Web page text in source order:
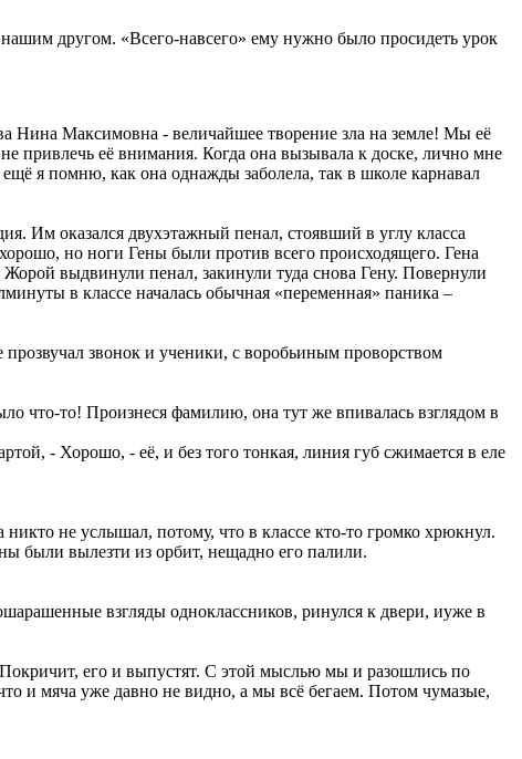
другом. «Всего-навсего» ему нужно было просидеть урок
Нина Максимовна - величайшее творение зла на земле! Мы её
привлечь её внимания. Когда она вызывала к доске, лично мне
ещё я помню, как она однажды заболела, так в школе карнавал
Им оказался двухэтажный пенал, стоявший в углу класса
но ноги Гены были против всего происходящего. Гена
выдвинули пенал, закинули туда снова Гену. Повернули
в классе началась обычная «переменная» паника –
звонок и ученики, с воробьиным проворством
что-то! Произнеся фамилию, она тут же впивалась взглядом в
- Хорошо, - её, и без того тонкая, линия губ сжимается в еле
не услышал, потому, что в классе кто-то громко хрюкнул.
были вылезти из орбит, нещадно его палили.
взгляды одноклассников, ринулся к двери, иуже в
его и выпустят. С этой мыслью мы и разошлись по
и мяча уже давно не видно, а мы всё бегаем. Потом чумазые,